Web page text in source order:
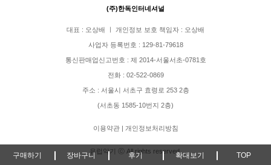
구매하기 장바구니 후기 확대보기 TOP
(주)한독인터네셔널
대표 : 오상배 ㅣ 개인정보 보호 책임자 : 오상배
사업자 등록번호 : 129-81-79618
통신판매업신고번호 : 제 2014-서울서초-0781호
전화 : 02-522-0869
주소 : 서울시 서초구 효령로 253 2층
(서초동 1585-10번지 2층)
이용약관| 개인정보처리방침
유럽악기 ⓒ All rights reserved.